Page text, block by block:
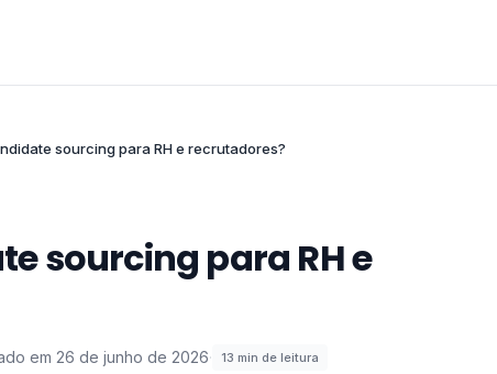
sourcing para RH e recrutadores?
sourcing para RH e
em 26 de junho de 2026· 13 min de leitura